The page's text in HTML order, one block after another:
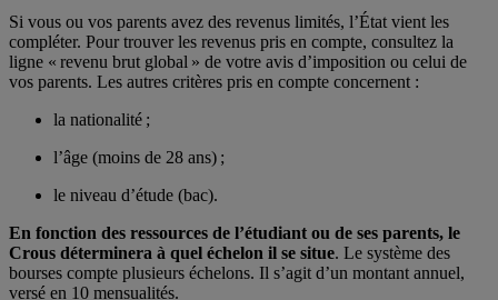
Si vous ou vos parents avez des revenus limités, l’État vient les
compléter. Pour trouver les revenus pris en compte, consultez la
ligne « revenu brut global » de votre avis d’imposition ou celui de
vos parents. Les autres critères pris en compte concernent :
la nationalité ;
l’âge (moins de 28 ans) ;
le niveau d’étude (bac).
En fonction des ressources de l’étudiant ou de ses parents, le
Crous déterminera à quel échelon il se situe. Le système des
bourses compte plusieurs échelons. Il s’agit d’un montant annuel,
versé en 10 mensualités.